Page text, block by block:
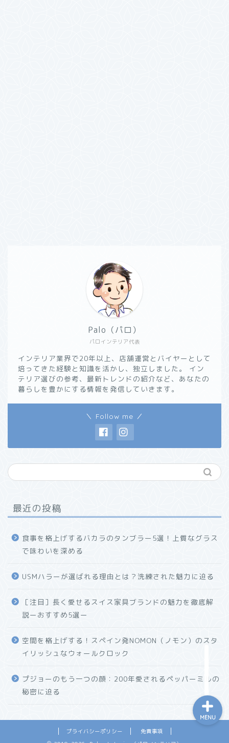
パロインテリア代表
Palo（パロ）
インテリア業界で20年以上、店舗運営とバイヤーとして
培ってきた経験と知識を活かし、独立しました。 イン
テリア選びの参考、最新トレンドの紹介など、あなたの
暮らしを豊かにする情報を発信していきます。
＼ Follow me ／
最近の投稿
食事を格上げするバカラのタンブラー5選！上質なグラス
で味わいを深める
USMハラーが選ばれる理由とは？洗練された魅力に迫る
［注目］長く愛せるスイス家具ブランドの魅力を徹底解
説ーおすすめ5選ー
空間を格上げする！スペイン発NOMON（ノモン）のスタ
イリッシュなウォールクロック
プジョーのもう一つの顔：200年愛されるペッパーミルの
秘密に迫る
プライバシーポリシー
免責事項
MENU
ホーム